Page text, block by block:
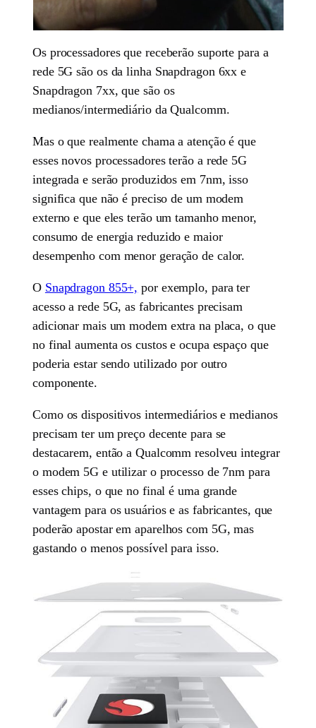
Os processadores que receberão suporte para a
rede 5G são os da linha Snapdragon 6xx e
Snapdragon 7xx, que são os
medianos/intermediário da Qualcomm.
Mas o que realmente chama a atenção é que
esses novos processadores terão a rede 5G
integrada e serão produzidos em 7nm, isso
significa que não é preciso de um modem
externo e que eles terão um tamanho menor,
consumo de energia reduzido e maior
desempenho com menor geração de calor.
O Snapdragon 855+, por exemplo, para ter
acesso a rede 5G, as fabricantes precisam
adicionar mais um modem extra na placa, o que
no final aumenta os custos e ocupa espaço que
poderia estar sendo utilizado por outro
componente.
Como os dispositivos intermediários e medianos
precisam ter um preço decente para se
destacarem, então a Qualcomm resolveu integrar
o modem 5G e utilizar o processo de 7nm para
esses chips, o que no final é uma grande
vantagem para os usuários e as fabricantes, que
poderão apostar em aparelhos com 5G, mas
gastando o menos possível para isso.